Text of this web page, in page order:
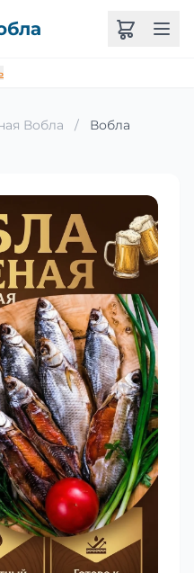
Вобла /
Вобла